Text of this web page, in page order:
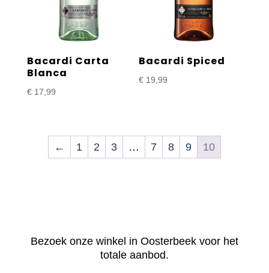
Bacardi Carta
Blanca
€17,99
Bacardi Spiced
€ 19,99
← 1 2 3 … 7 8 9 10
Bezoek onze winkel in Oosterbeek voor het
totale aanbod.